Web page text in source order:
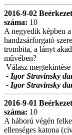
2016-9-02
száma: 10
A negyedik képben
handzsárforgató
trombita, a lányt
művében?
Válasz megtekintése
- Igor Stravinsky
- Igor Stravinsky
2016-9-01
száma: 10
A háború végén
ellenséges katona